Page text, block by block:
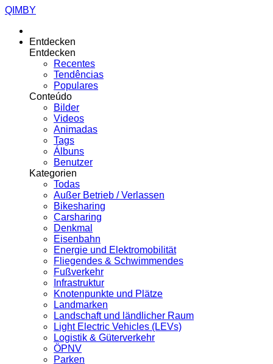
QIMBY
Entdecken
Entdecken
Recentes
Tendências
Populares
Conteúdo
Bilder
Videos
Animadas
Tags
Álbuns
Benutzer
Kategorien
Todas
Außer Betrieb / Verlassen
Bikesharing
Carsharing
Denkmal
Eisenbahn
Energie und Elektromobilität
Fliegendes & Schwimmendes
Fußverkehr
Infrastruktur
Knotenpunkte und Plätze
Landmarken
Landschaft und ländlicher Raum
Light Electric Vehicles (LEVs)
Logistik & Güterverkehr
ÖPNV
Parken